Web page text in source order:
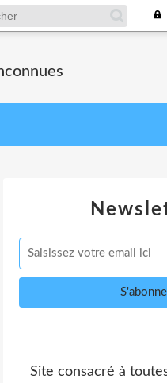
Site consacré à